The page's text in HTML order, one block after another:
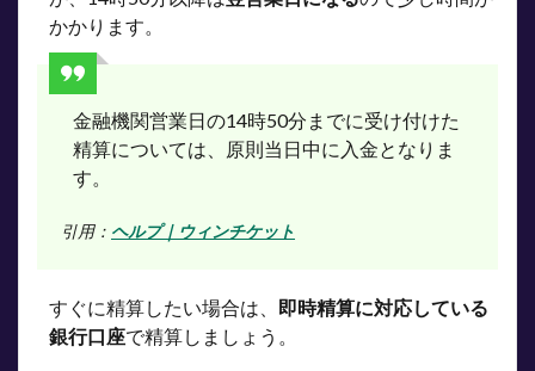
かかります。
金融機関営業日の14時50分までに受け付けた
精算については、原則当日中に入金となりま
す。
引用： ヘルプ｜ウィンチケット
すぐに精算したい場合は、 即時精算に対応している
銀行口座で精算しましょう。